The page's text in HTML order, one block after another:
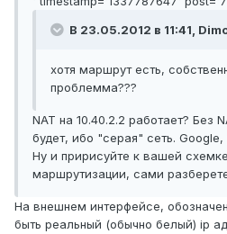
В 23.05.2012 в 11:41,
хотя маршрут есть,
проблемма???
NAT на 10.40.2.2 работает? Без
будет, ибо "серая" сеть. Google,
Ну и пририсуйте к вашей
маршрутизации, сами
На внешнем интерфейсе,
быть реальный (обычно белый) ip